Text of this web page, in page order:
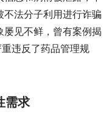
法分子利用进行诈骗
见不鲜，曾有案例揭
违反了药品管理规
需求